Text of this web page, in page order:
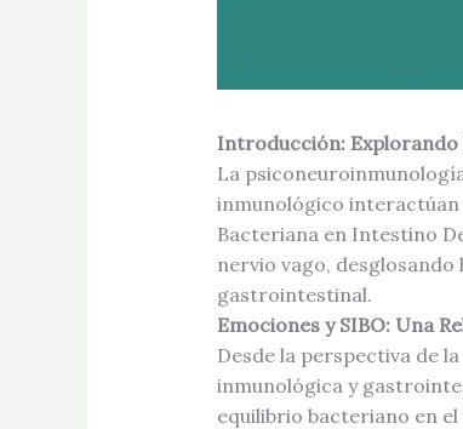
Introducción: Explorando
La
inmunológico
Bacteriana en Intestino
nervio vago,
gastrointestinal.
Emociones y SIBO: Una
Desde la perspectiva de
inmunológica y
equilibrio bacteriano en